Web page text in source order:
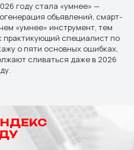
году стала «умнее» —
объявлений, смарт-
«умнее» инструмент, тем
практикующий специалист по
о пяти основных ошибках,
сливаться даже в 2026